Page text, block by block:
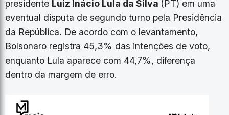
presidente Luiz Inácio Lula da Silva (PT) em uma
eventual disputa de segundo turno pela Presidência
da República. De acordo com o levantamento,
Bolsonaro registra 45,3% das intenções de voto,
enquanto Lula aparece com 44,7%, diferença
dentro da margem de erro.